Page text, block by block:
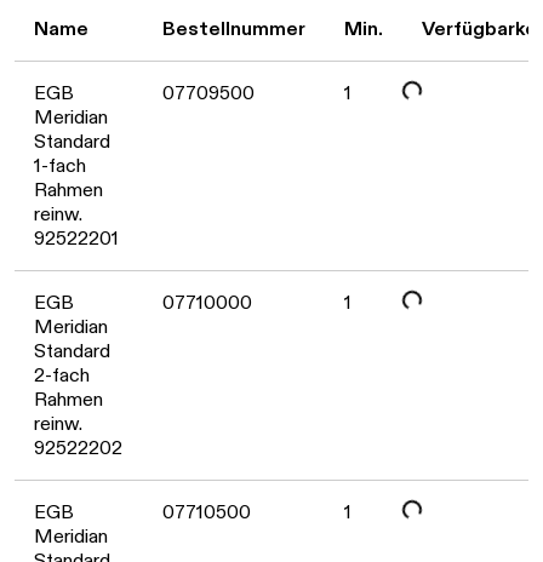
Name Bestellnummer Min.
EGB
Meridian
Standard
1-fach
Rahmen
reinw.
92522201
07709500 1
Daten werden geladen. Bitte warten...
EGB
Meridian
Standard
2-fach
Rahmen
reinw.
92522202
07710000 1
Daten werden geladen. Bitte warten...
EGB
Meridian
07710500 1
Daten werden geladen. Bitte warten...